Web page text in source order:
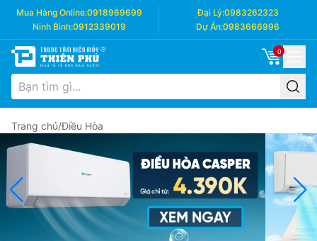
Mua Hàng Online:0918969699 Đại Lý:0983262323
Ninh Bình:0912339019 Dự Án:0983666996
0
Trang chủ/Điều Hòa